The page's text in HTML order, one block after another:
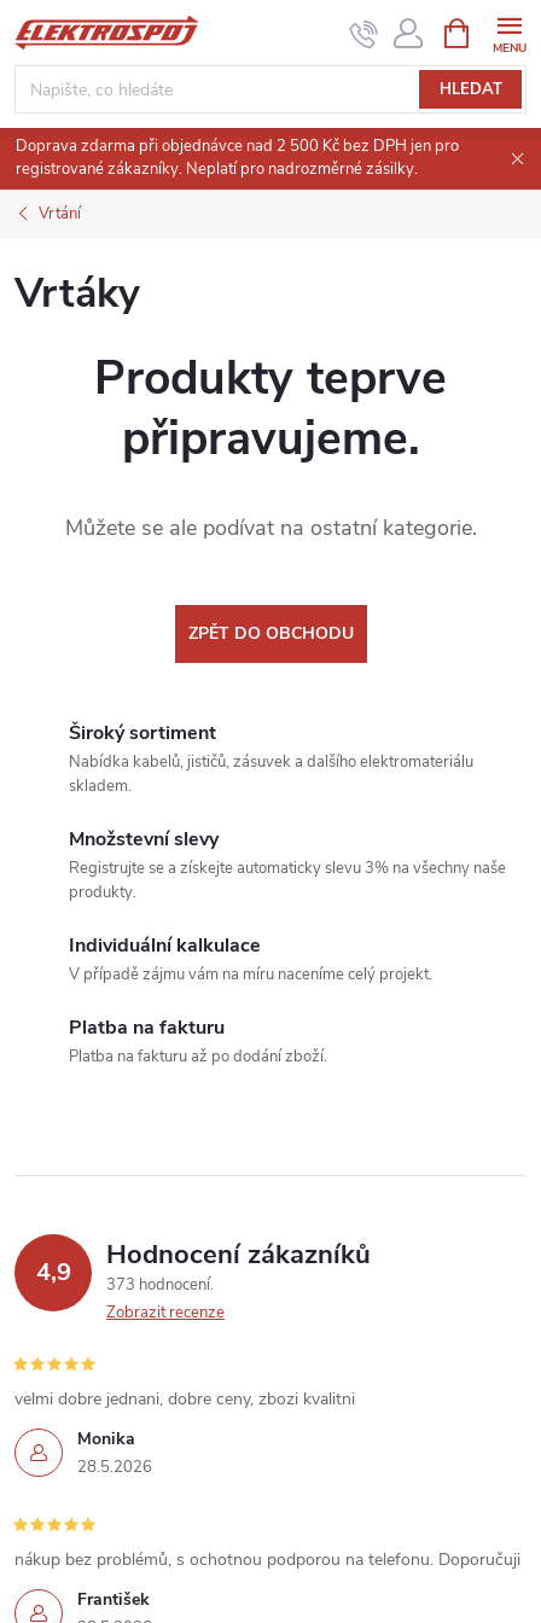
Přejít
na
obsah
HLEDAT
NÁKUPNÍ
KOŠÍK
Doprava zdarma při objednávce nad 2 500 Kč bez DPH jen pro
registrované zákazníky. Neplatí pro nadrozměrné zásilky.
Vrtání
Vrtáky
Produkty teprve
připravujeme.
Můžete se ale podívat na ostatní kategorie.
ZPĚT DO OBCHODU
Široký sortiment
Nabídka kabelů, jističů, zásuvek a dalšího elektromateriálu
skladem.
Množstevní slevy
Registrujte se a získejte automaticky slevu 3% na všechny naše
produkty.
Individuální kalkulace
V případě zájmu vám na míru naceníme celý projekt.
Platba na fakturu
Platba na fakturu až po dodání zboží.
4,9 Hodnocení zákazníků
373 hodnocení
Zobrazit recenze
Monika
28.5.2026
velmi dobre jednani, dobre ceny, zbozi kvalitni
František
nákup bez problémů, s ochotnou podporou na telefonu. Doporučuji